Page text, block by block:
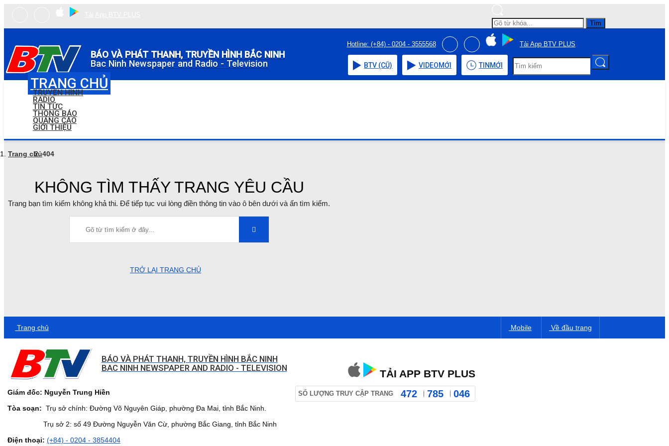
Tìm
BÁO VÀ PHÁT THANH, TRUYỀN HÌNH BẮC NINH
Bac Ninh Newspaper and Radio - Television
Hotline: (+84) - 0204 - 3555568 Tải App BTV PLUS
BTV (CŨ) VIDEOMỚI TIN MỚI
TRANG CHỦ
TRUYỀN HÌNH
RADIO
TIN TỨC
THÔNG BÁO
QUẢNG CÁO
GIỚI THIỆU
Trang chủ404
KHÔNG TÌM THẤY TRANG YÊU CẦU
Trang bạn tìm kiếm không khả thi. Để tiếp tục vui lòng điền thông tin vào ô bên dưới và ấn tìm kiếm.
TRỞ LẠI TRANG CHỦ
Trang chủ Mobile Về đầu trang
BÁO VÀ PHÁT THANH, TRUYỀN HÌNH BẮC NINH
BAC NINH NEWSPAPER AND RADIO - TELEVISION
Giám đốc: Nguyễn Trung Hiền
Tòa soạn: Trụ sở chính: Đường Võ Nguyên Giáp, phường Đa Mai, tỉnh Bắc Ninh.
Trụ sở 2: số 49 Đường Nguyễn Văn Cừ, phường Bắc Giang, tỉnh Bắc Ninh
Điện thoại: (+84) - 0204 - 3854404
TẢI APP BTV PLUS
472 785 046
SỐ LƯỢNG TRUY CẬP TRANG